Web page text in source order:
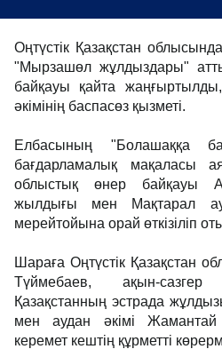
Оңтүстік Қазақстан
"Мырзашөл жұлдыздары"
байқауы қайта
әкімінің баспасөз қызметі.
Елбасының "Болашаққа
бағдарламалық мақаласы
облыстық өнер байқауы
жылдығы мен Мақтарал
мерейтойына орай өткізіліп
Шараға Оңтүстік Қазақстан
Түймебаев, ақын-
Қазақстанның эстрада
мен аудан әкімі
керемет кештің құрметті